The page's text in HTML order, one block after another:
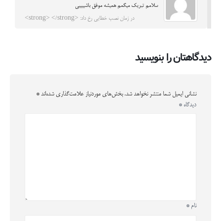
سلامم تبریک میگمم همیشه موفق باشییییی
در زمان نصب خطایی رخ داد: <strong> </strong>
دیدگاهتان را بنویسید
نشانی ایمیل شما منتشر نخواهد شد. بخش‌های موردنیاز علامت‌گذاری شده‌اند *
دیدگاه *
نام *